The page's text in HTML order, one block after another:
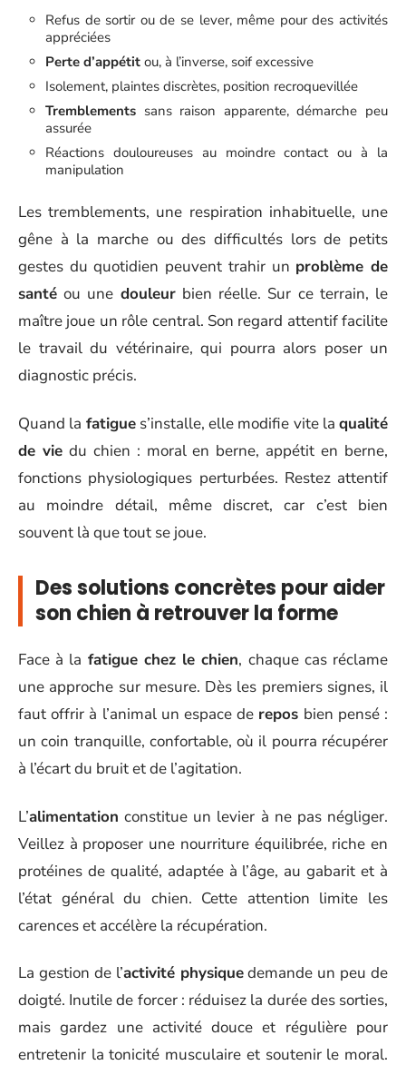
Refus de sortir ou de se lever, même pour des activités
appréciées
Perte d’appétit ou, à l’inverse, soif excessive
Isolement, plaintes discrètes, position recroquevillée
Tremblements sans raison apparente, démarche peu
assurée
Réactions douloureuses au moindre contact ou à la
manipulation
Les tremblements, une respiration inhabituelle, une
gêne à la marche ou des difficultés lors de petits
gestes du quotidien peuvent trahir un problème de
santé ou une douleurbien réelle. Sur ce terrain, le
maître joue un rôle central. Son regard attentif facilite
le travail du vétérinaire, qui pourra alors poser un
diagnostic précis.
Quand la fatigues’installe, elle modifie vite la qualité
de viedu chien : moral en berne, appétit en berne,
fonctions physiologiques perturbées. Restez attentif
au moindre détail, même discret, car c’est bien
souvent là que tout se joue.
Des solutions concrètes pour aider
son chien à retrouver la forme
Face à la fatigue chez le chien, chaque cas réclame
une approche sur mesure. Dès les premiers signes, il
faut offrir à l’animal un espace de repos bien pensé :
un coin tranquille, confortable, où il pourra récupérer
à l’écart du bruit et de l’agitation.
L’alimentation constitue un levier à ne pas négliger.
Veillez à proposer une nourriture équilibrée, riche en
protéines de qualité, adaptée à l’âge, au gabarit et à
l’état général du chien. Cette attention limite les
carences et accélère la récupération.
La gestion de l’activité physiquedemande un peu de
doigté. Inutile de forcer : réduisez la durée des sorties,
mais gardez une activité douce et régulière pour
entretenir la tonicité musculaire et soutenir le moral.